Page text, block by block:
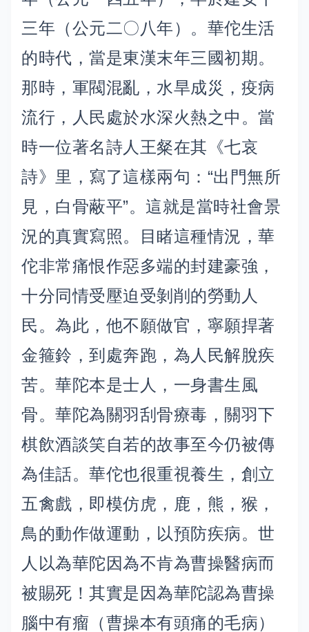
三年（公元二〇八年）。華佗生活
的時代，當是東漢末年三國初期。
那時，軍閥混亂，水旱成災，疫病
流行，人民處於水深火熱之中。當
時一位著名詩人王粲在其《七哀
詩》里，寫了這樣兩句：“出門無所
見，白骨蔽平”。這就是當時社會景
況的真實寫照。目睹這種情況，華
佗非常痛恨作惡多端的封建豪強，
十分同情受壓迫受剝削的勞動人
民。為此，他不願做官，寧願捍著
金箍鈴，到處奔跑，為人民解脫疾
苦。華陀本是士人，一身書生風
骨。華陀為關羽刮骨療毒，關羽下
棋飲酒談笑自若的故事至今仍被傳
為佳話。華佗也很重視養生，創立
五禽戲，即模仿虎，鹿，熊，猴，
鳥的動作做運動，以預防疾病。世
人以為華陀因為不肯為曹操醫病而
被賜死！其實是因為華陀認為曹操
腦中有瘤（曹操本有頭痛的毛病）